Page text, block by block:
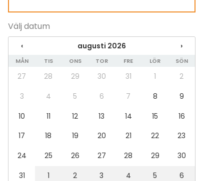
Välj datum
‹ augusti 2026 ›
MÅN TIS ONS TOR FRE LÖR SÖN
27 28 29 30 31 1
2
3
4 5 6 7 8
9
10
11 12 13 14 15
16
17
18 19 20 21 22
23
24
25 26 27 28 29
30
31
1 2 3 4 5 6